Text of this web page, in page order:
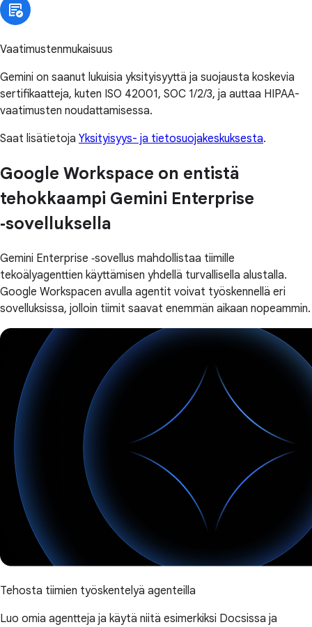
Vaatimustenmukaisuus
Gemini on saanut lukuisia yksityisyyttä ja suojausta koskevia
sertifikaatteja, kuten ISO 42001, SOC 1/2/3, ja auttaa HIPAA-
vaatimusten noudattamisessa.
Saat lisätietoja Yksityisyys- ja tietosuojakeskuksesta.
Google Workspace on entistä
tehokkaampi Gemini Enterprise
‑sovelluksella
Gemini Enterprise ‑sovellus mahdollistaa tiimille
tekoälyagenttien käyttämisen yhdellä turvallisella alustalla.
Google Workspacen avulla agentit voivat työskennellä eri
sovelluksissa, jolloin tiimit saavat enemmän aikaan nopeammin.
Tehosta tiimien työskentelyä agenteilla
Luo omia agentteja ja käytä niitä esimerkiksi Docsissa ja